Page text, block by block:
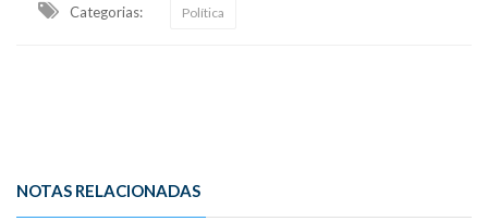
Categorias: Política
NOTAS RELACIONADAS